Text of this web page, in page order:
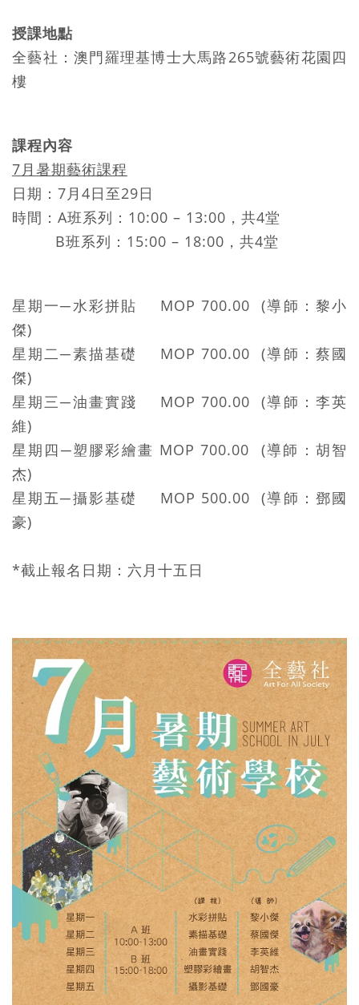
授課地點
全藝社：澳門羅理基博士大馬路265號藝術花園四
樓
課程內容
7月暑期藝術課程
日期：7月4日至29日
時間：A班系列：10:00 – 13:00，共4堂
B班系列：15:00 – 18:00，共4堂
星期一─水彩拼貼 MOP 700.00 (導師：黎小
傑)
星期二─素描基礎 MOP 700.00 (導師：蔡國
傑)
星期三─油畫實踐 MOP 700.00 (導師：李英
維)
星期四─塑膠彩繪畫 MOP 700.00 (導師：胡智
杰)
星期五─攝影基礎 MOP 500.00 (導師：鄧國
豪)
*截止報名日期：六月十五日